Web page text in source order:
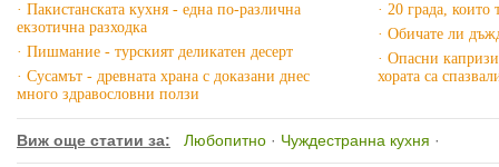
· Пакистанската кухня - една по-различна
екзотична разходка
· Пишмание - турският деликатен десерт
· Сусамът - древната храна с доказани днес
много здравословни ползи
· 20 града, които
· Обичате ли
· Опасни
хората са
Виж още статии за: Любопитно · Чуждестранна кухня ·